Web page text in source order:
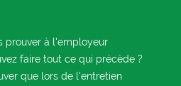
prouver à l'employeur
faire tout ce qui précède ?
que lors de l'entretien